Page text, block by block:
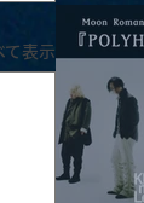
て表示